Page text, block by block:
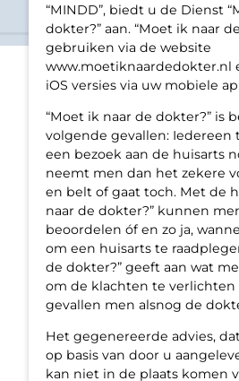
“MINDD”, biedt u de Dienst
dokter?” aan. “Moet ik naar
gebruiken via de website
www.moetiknaardedokter.nl
iOS versies via uw mobiele
“Moet ik naar de dokter?” is
volgende gevallen: Iedereen
een bezoek aan de huisarts
neemt men dan het zekere
en belt of gaat toch. Met de
naar de dokter?” kunnen
beoordelen óf en zo ja,
om een huisarts te
de dokter?” geeft aan wat
om de klachten te verlichten
gevallen men alsnog de
Het gegenereerde advies,
op basis van door u
kan niet in de plaats komen